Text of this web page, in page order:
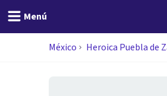
Menú
México Heroica Puebla de